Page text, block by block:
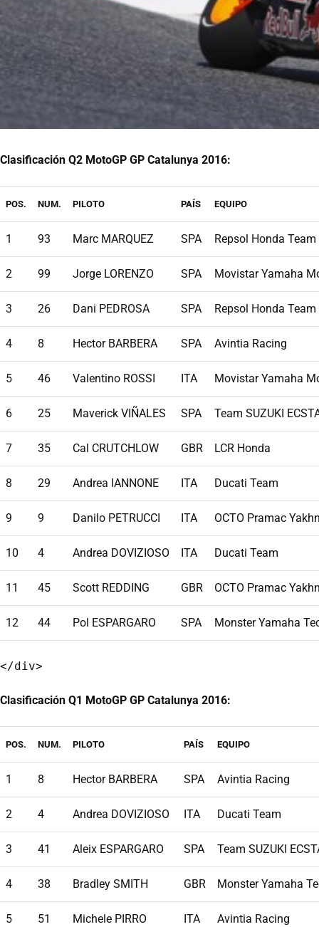
Clasificación Q2 MotoGP GP Catalunya 2016:
POS. NUM. PILOTO PAÍS EQUIPO
1 93 Marc MARQUEZ SPA Repsol Honda Team
2 99 Jorge LORENZO SPA Movistar Yamaha
3 26 Dani PEDROSA SPA Repsol Honda Team
4 8 Hector BARBERA SPA Avintia Racing
5 46 Valentino ROSSI ITA Movistar Yamaha
6 25 Maverick VIÑALES SPA Team SUZUKI
7 35 Cal CRUTCHLOW GBR LCR Honda
8 29 Andrea IANNONE ITA Ducati Team
9 9 Danilo PETRUCCI ITA OCTO Pramac
10 4 Andrea DOVIZIOSO ITA Ducati Team
11 45 Scott REDDING GBR OCTO Pramac
12 44 Pol ESPARGARO SPA Monster Yamaha
Clasificación Q1 MotoGP GP Catalunya 2016:
POS. NUM. PILOTO PAÍS EQUIPO
1 8 Hector BARBERA SPA Avintia Racing
2 4 Andrea DOVIZIOSO ITA Ducati Team
3 41 Aleix ESPARGARO SPA Team SUZUKI
4 38 Bradley SMITH GBR Monster Yamaha
5 51 Michele PIRRO ITA Avintia Racing